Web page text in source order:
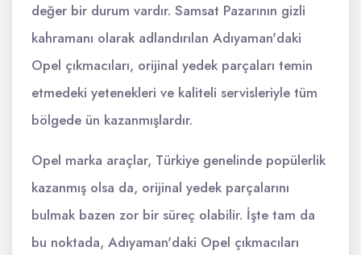
değer bir durum vardır. Samsat Pazarının gizli
kahramanı olarak adlandırılan Adıyaman'daki
Opel çıkmacıları, orijinal yedek parçaları temin
etmedeki yetenekleri ve kaliteli servisleriyle tüm
bölgede ün kazanmışlardır.
Opel marka araçlar, Türkiye genelinde popülerlik
kazanmış olsa da, orijinal yedek parçalarını
bulmak bazen zor bir süreç olabilir. İşte tam da
bu noktada, Adıyaman'daki Opel çıkmacıları